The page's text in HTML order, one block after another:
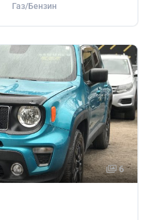
Газ/Бензин
6